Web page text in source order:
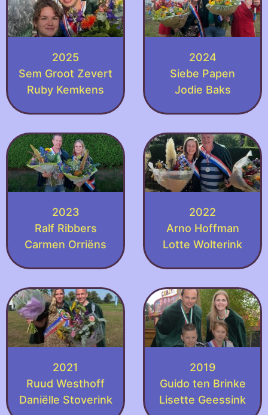
2025
Sem Groot Zevert
Ruby Kemkens
2024
Siebe Papen
Jodie Baks
2023
Ralf Ribbers
Carmen Orriëns
2022
Arno Hoffman
Lotte Wolterink
2021
Ruud Westhoff
Daniëlle Stoverink
2019
Guido ten Brinke
Lisette Geessink